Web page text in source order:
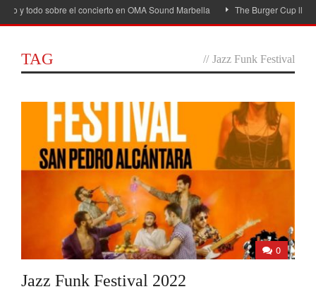
todo sobre el concierto en OMA Sound Marbella The Burger Cup llega a
TAG // Jazz Funk Festival
0
Jazz Funk Festival 2022